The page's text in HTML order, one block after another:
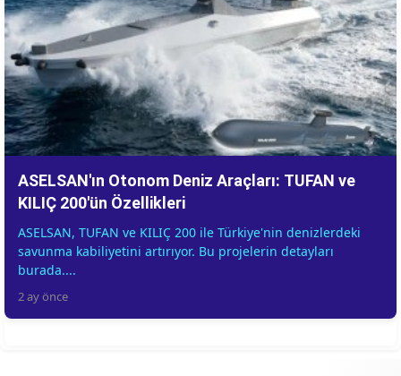
ASELSAN'ın Otonom Deniz Araçları: TUFAN ve
KILIÇ 200'ün Özellikleri
ASELSAN, TUFAN ve KILIÇ 200 ile Türkiye'nin denizlerdeki
savunma kabiliyetini artırıyor. Bu projelerin detayları
burada....
2 ay önce